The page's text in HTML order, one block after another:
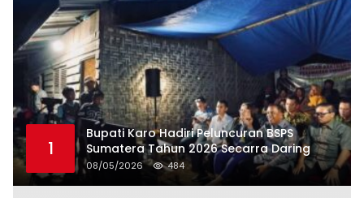
1
Bupati Karo Hadiri Peluncuran BSPS
Sumatera Tahun 2026 Secarra Daring
08/05/2026 484